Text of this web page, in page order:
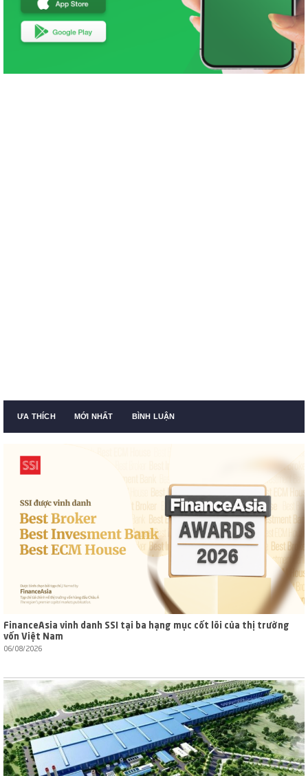
ƯA THÍCH MỚI NHẤT BÌNH LUẬN
FinanceAsia vinh danh SSI tại ba hạng mục cốt lõi của thị trường
vốn Việt Nam
06/08/2026